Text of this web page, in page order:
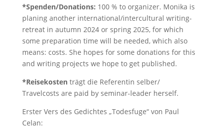
*Spenden/Donations: 100 % to organizer. Monika is
planing another international/intercultural writing-
retreat in autumn 2024 or spring 2025, for which
some preparation time will be needed, which also
means: costs. She hopes for some donations for this
and writing projects we hope to get published.
*Reisekostenträgt die Referentin selber/
Travelcosts are paid by seminar-leader herself.
Erster Vers des Gedichtes „Todesfuge“ von Paul
Celan: